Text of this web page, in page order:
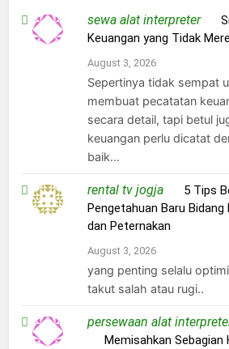
sewa alat interpreteron
Keuangan yang Tidak
August 3, 2026
Sepertinya tidak sempat
membuat pecatatan
secara detail, tapi betul
keuangan perlu dicatat
baik...
rental tv jogjaon 5 Tips
Pengetahuan Baru Bidang
dan Peternakan
August 3, 2026
yang penting selalu
takut salah atau rugi..
persewaan alat
Memisahkan Sebagian